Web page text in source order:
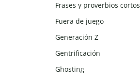
Frases y proverbios cortos
Fuera de juego
Generación Z
Gentrificación
Ghosting